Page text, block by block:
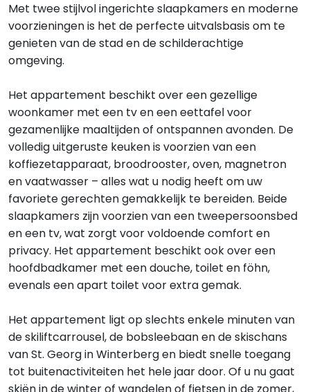
Met twee stijlvol ingerichte slaapkamers en moderne
voorzieningen is het de perfecte uitvalsbasis om te
genieten van de stad en de schilderachtige
omgeving.
Het appartement beschikt over een gezellige
woonkamer met een tv en een eettafel voor
gezamenlijke maaltijden of ontspannen avonden. De
volledig uitgeruste keuken is voorzien van een
koffiezetapparaat, broodrooster, oven, magnetron
en vaatwasser – alles wat u nodig heeft om uw
favoriete gerechten gemakkelijk te bereiden. Beide
slaapkamers zijn voorzien van een tweepersoonsbed
en een tv, wat zorgt voor voldoende comfort en
privacy. Het appartement beschikt ook over een
hoofdbadkamer met een douche, toilet en föhn,
evenals een apart toilet voor extra gemak.
Het appartement ligt op slechts enkele minuten van
de skiliftcarrousel, de bobsleebaan en de skischans
van St. Georg in Winterberg en biedt snelle toegang
tot buitenactiviteiten het hele jaar door. Of u nu gaat